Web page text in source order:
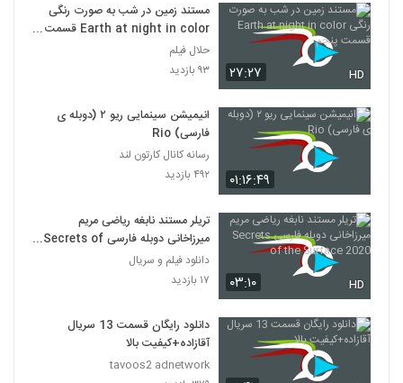
۲۷:۲۷ HD
مستند زمین در شب به صورت رنگی
Earth at night in color قسمت
پنجم
حلال فیلم
۹۳ بازدید
۰۱:۱۶:۴۹
انیمیشن‌ سینمایی ریو ۲ (دوبله ی
فارسی) Rio
رسانه کانال کارتون لند
۴۹۲ بازدید
۰۳:۱۰ HD
تریلر مستند نابغه ریاضی مریم
میرزاخانی دوبله فارسی Secrets of
the Surface 2020
دانلود فیلم و سریال
۱۷ بازدید
دانلود رایگان قسمت 13 سریال
آقازاده+کیفیت بالا
tavoos2 adnetwork